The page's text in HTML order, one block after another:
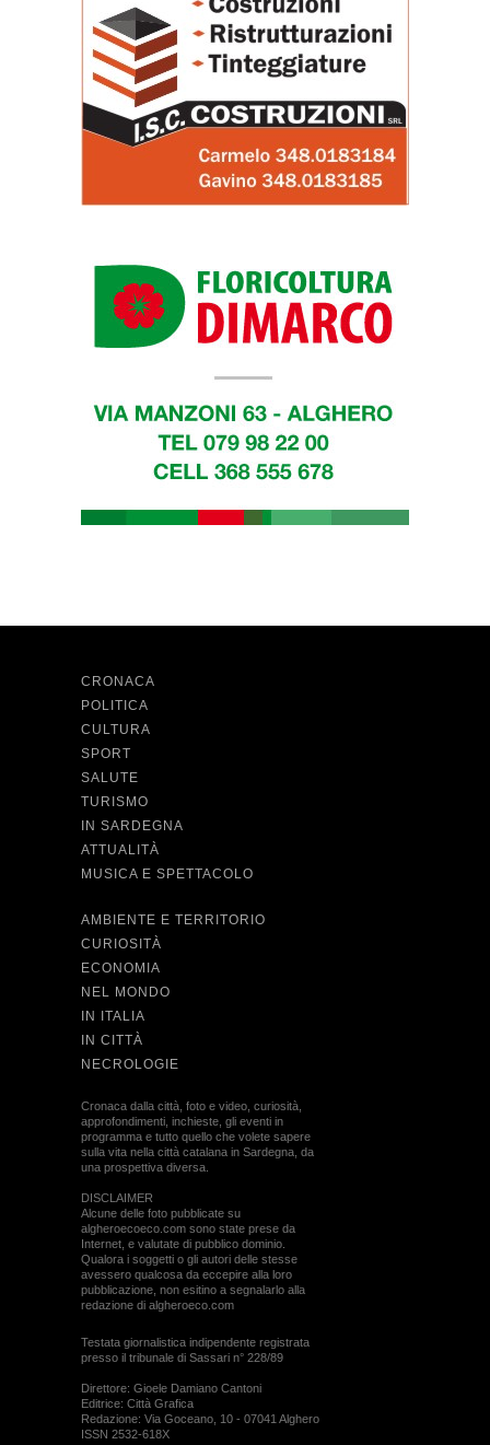
CRONACA
POLITICA
CULTURA
SPORT
SALUTE
TURISMO
IN SARDEGNA
ATTUALITÀ
MUSICA E SPETTACOLO
AMBIENTE E TERRITORIO
CURIOSITÀ
ECONOMIA
NEL MONDO
IN ITALIA
IN CITTÀ
NECROLOGIE
Cronaca dalla città, foto e video, curiosità,
approfondimenti, inchieste, gli eventi in
programma e tutto quello che volete sapere
sulla vita nella città catalana in Sardegna, da
una prospettiva diversa.
DISCLAIMER
Alcune delle foto pubblicate su
algheroecoeco.com sono state prese da
Internet, e valutate di pubblico dominio.
Qualora i soggetti o gli autori delle stesse
avessero qualcosa da eccepire alla loro
pubblicazione, non esitino a segnalarlo alla
redazione di algheroeco.com
Testata giornalistica indipendente registrata
presso il tribunale di Sassari n° 228/89
Direttore: Gioele Damiano Cantoni
Editrice: Città Grafica
Redazione: Via Goceano, 10 - 07041 Alghero
ISSN 2532-618X